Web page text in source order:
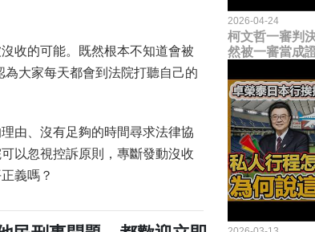
收的可能。既然根本不知道會被
大家每天都會到法院打聽自己的
由、沒有足夠的時間尋求法律協
以忽視控訴原則，專斷發動沒收
義嗎？
2026-04-24
柯文哲一審判
然被一審當成